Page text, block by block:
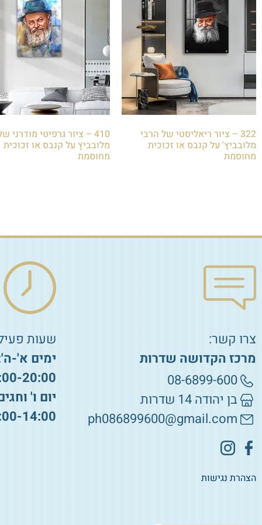
322 – ציור ריאליסטי של הרבי
מלובביץ' על קנבס או זכוכית
מחוסמת
410 – ציור גרפיטי מודרני
מלובביץ על קנבס או זכוכית
מחוסמת
צרו קשר:
מרכז הקדושה שדרות
08-6899-600
בן יהודה 14 שדרות
ph086899600@gmail.com
הצהרת נגישות
שעות
ימים א'-
20:00
יום ו'
14:00